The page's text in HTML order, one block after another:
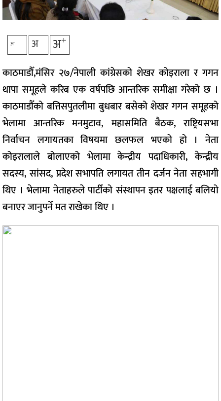
अ- अ अ+
काठमाडौँ,मंसिर २७/नेपाली कांग्रेसको शेखर कोइराला र गगन
थापा समूहले करिब एक वर्षपछि आन्तरिक समीक्षा गरेको छ ।
काठमाडौँको बत्तिसपुतलीमा बुधबार बसेको शेखर गगन समूहको
भेलामा आन्तरिक मनमुटाव, महासमिति बैठक, राष्ट्रियसभा
निर्वाचन लगायतका विषयमा छलफल भएको हो । नेता
कोइरालाले बोलाएको भेलामा केन्द्रीय पदाधिकारी, केन्द्रीय
सदस्य, सांसद, प्रदेश सभापति लगायत तीन दर्जन नेता सहभागी
थिए । भेलामा नेताहरुले पार्टीको संस्थापन इतर पक्षलाई बलियो
बनाएर जानुपर्ने मत राखेका थिए ।